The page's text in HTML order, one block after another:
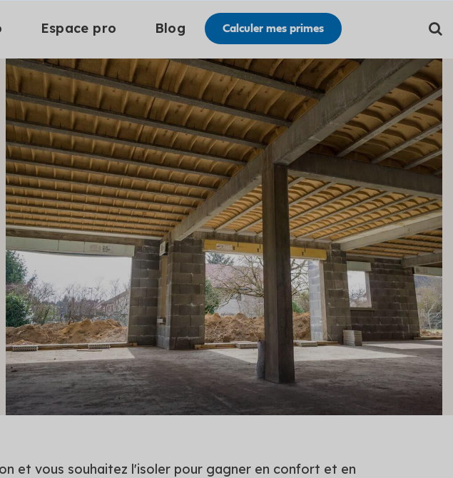
Espace pro Blog Calculer mes primes
et vous souhaitez l'isoler pour gagner en confort et en